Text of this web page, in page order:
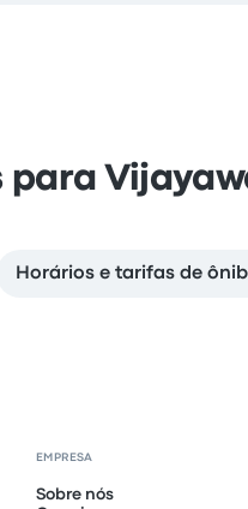
para
Horários e tarifas de
EMPRESA
Sobre nós